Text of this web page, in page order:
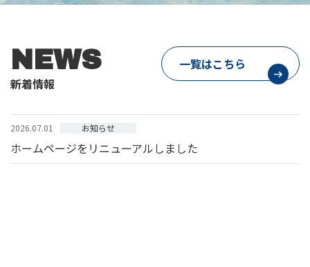
NEWS
新着情報
一覧はこちら
2026.07.01 お知らせ
ホームページをリニューアルしました